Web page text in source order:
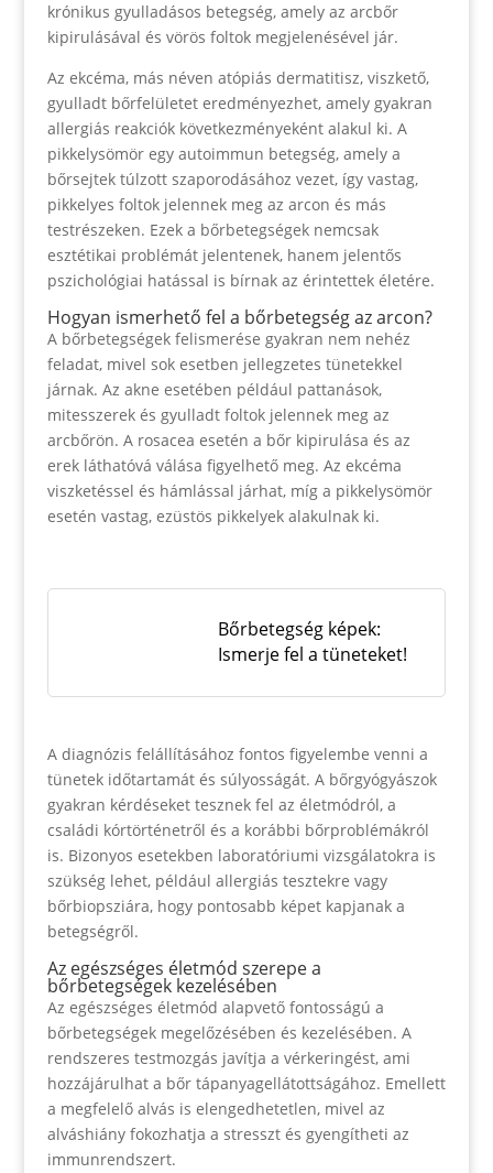
krónikus gyulladásos betegség, amely az arcbőr
kipirulásával és vörös foltok megjelenésével jár.
Az ekcéma, más néven atópiás dermatitisz, viszkető,
gyulladt bőrfelületet eredményezhet, amely gyakran
allergiás reakciók következményeként alakul ki. A
pikkelysömör egy autoimmun betegség, amely a
bőrsejtek túlzott szaporodásához vezet, így vastag,
pikkelyes foltok jelennek meg az arcon és más
testrészeken. Ezek a bőrbetegségek nemcsak
esztétikai problémát jelentenek, hanem jelentős
pszichológiai hatással is bírnak az érintettek életére.
Hogyan ismerhető fel a bőrbetegség az arcon?
A bőrbetegségek felismerése gyakran nem nehéz
feladat, mivel sok esetben jellegzetes tünetekkel
járnak. Az akne esetében például pattanások,
mitesszerek és gyulladt foltok jelennek meg az
arcbőrön. A rosacea esetén a bőr kipirulása és az
erek láthatóvá válása figyelhető meg. Az ekcéma
viszketéssel és hámlással járhat, míg a pikkelysömör
esetén vastag, ezüstös pikkelyek alakulnak ki.
Bőrbetegség képek:
Ismerje fel a tüneteket!
A diagnózis felállításához fontos figyelembe venni a
tünetek időtartamát és súlyosságát. A bőrgyógyászok
gyakran kérdéseket tesznek fel az életmódról, a
családi kórtörténetről és a korábbi bőrproblémákról
is. Bizonyos esetekben laboratóriumi vizsgálatokra is
szükség lehet, például allergiás tesztekre vagy
bőrbiopsziára, hogy pontosabb képet kapjanak a
betegségről.
Az egészséges életmód szerepe a
bőrbetegségek kezelésében
Az egészséges életmód alapvető fontosságú a
bőrbetegségek megelőzésében és kezelésében. A
rendszeres testmozgás javítja a vérkeringést, ami
hozzájárulhat a bőr tápanyagellátottságához. Emellett
a megfelelő alvás is elengedhetetlen, mivel az
alváshiány fokozhatja a stresszt és gyengítheti az
immunrendszert.